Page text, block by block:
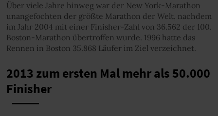
Über viele Jahre hinweg war der New York-Marathon
unangefochten der größte Marathon der Welt, nachdem
im Jahr 2004 mit einer Finisher-Zahl von 36.562 der 100.
Boston-Marathon übertroffen wurde. 1996 hatte das
Rennen in Boston 35.868 Läufer im Ziel verzeichnet.
2013 zum ersten Mal mehr als 50.000
Finisher